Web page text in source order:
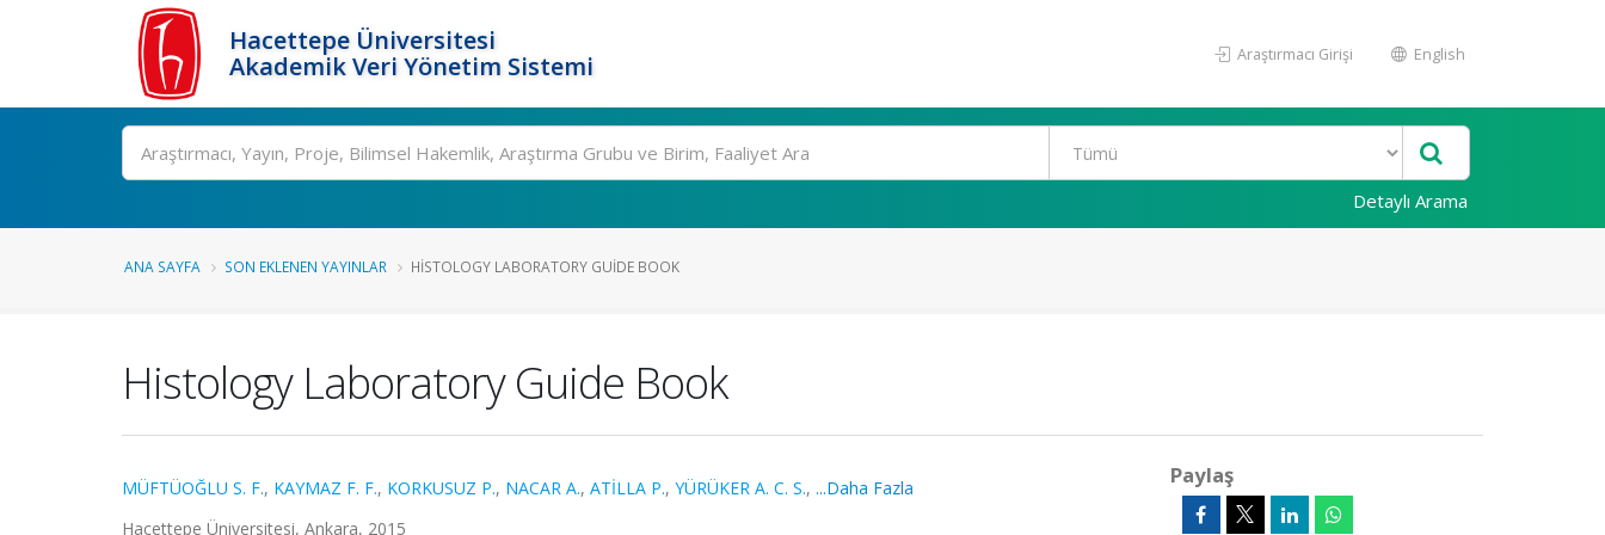
Hacettepe Üniversitesi
Akademik Veri Yönetim Sistemi
Araştırmacı Girişi English
Ara
Detaylı Arama
ANA SAYFA SON EKLENEN YAYINLAR HISTOLOGY LABORATORY GUIDE BOOK
Histology Laboratory Guide Book
MÜFTÜOĞLU S. F., KAYMAZ F. F., KORKUSUZ P., NACAR A., ATİLLA P., YÜRÜKER A. C. S., ...Daha Fazla
Hacettepe Üniversitesi, Ankara, 2015
Paylaş